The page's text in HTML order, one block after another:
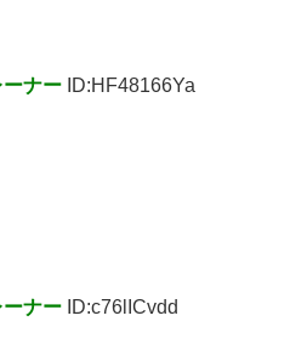
ナー ID:HF48166Ya
ナー ID:c76lICvdd